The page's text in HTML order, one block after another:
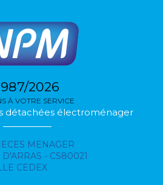
2026
À VOTRE SERVICE
détachées électroménager
MENAGER
- CS80021
CEDEX